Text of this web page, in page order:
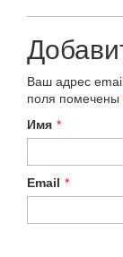
Ваш адрес
поля помечены
Имя *
Email *